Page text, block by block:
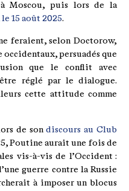
à Moscou, puis lors de la
15 août 2025.
feraient, selon Doctorow,
persuadés que
que le conflit avec
réglé par le dialogue.
cette attitude comme
de sondiscours au Club
Poutine aurait une fois de
vis-à-vis de l’Occident :
guerre contre la Russie
à imposer un blocus